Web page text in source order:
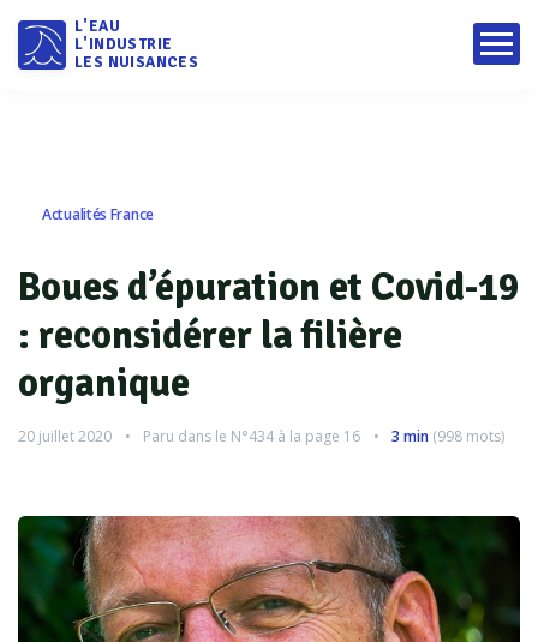
L'EAU
L'INDUSTRIE
LES NUISANCES
Actualités France
Boues d’épuration et Covid-19
: reconsidérer la filière
organique
20 juillet 2020 Paru dans le N°434 à la page 16 3 min (998 mots)